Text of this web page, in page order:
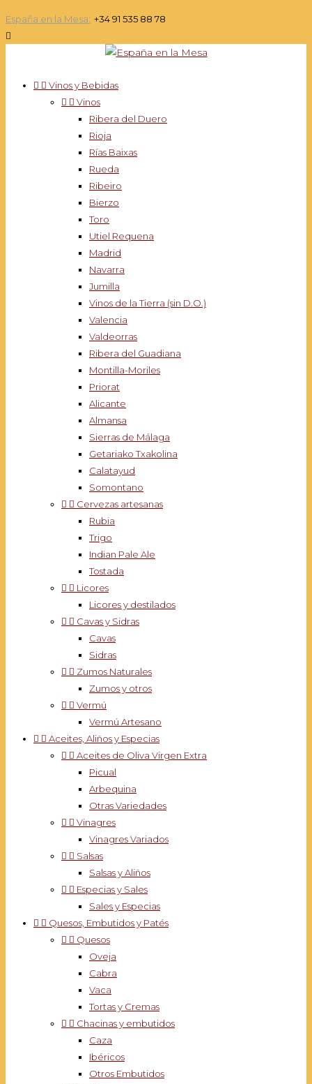
España en la Mesa: +34 91 535 88 78

  Vinos y Bebidas
  Vinos
Ribera del Duero
Rioja
Rías Baixas
Rueda
Ribeiro
Bierzo
Toro
Utiel Requena
Madrid
Navarra
Jumilla
Vinos de la Tierra (sin D.O.)
Valencia
Valdeorras
Ribera del Guadiana
Montilla-Moriles
Priorat
Alicante
Almansa
Sierras de Málaga
Getariako Txakolina
Calatayud
Somontano
  Cervezas artesanas
Rubia
Trigo
Indian Pale Ale
Tostada
  Licores
Licores y destilados
  Cavas y Sidras
Cavas
Sidras
  Zumos Naturales
Zumos y otros
  Vermú
Vermú Artesano
  Aceites, Aliños y Especias
  Aceites de Oliva Virgen Extra
Picual
Arbequina
Otras Variedades
  Vinagres
Vinagres Variados
  Salsas
Salsas y Aliños
  Especias y Sales
Sales y Especias
  Quesos, Embutidos y Patés
  Quesos
Oveja
Cabra
Vaca
Tortas y Cremas
  Chacinas y embutidos
Caza
Ibéricos
Otros Embutidos